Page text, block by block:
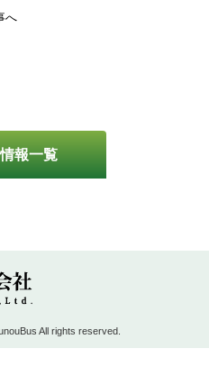
報一覧
へ
All rights reserved.